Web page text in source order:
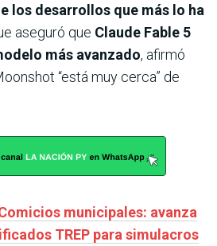
los desarrollos que más lo ha
aseguró que Claude Fable 5
más avanzado, afirmó
“está muy cerca” de
municipales: avanza
TREP para simulacros